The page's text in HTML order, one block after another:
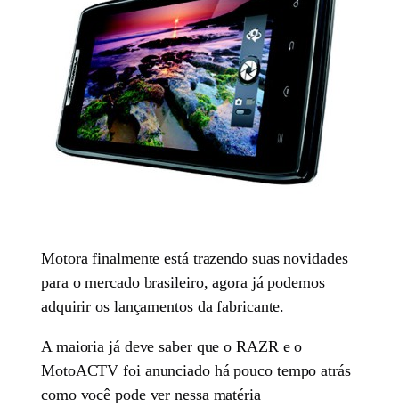
Motora finalmente está trazendo suas novidades
para o mercado brasileiro, agora já podemos
adquirir os lançamentos da fabricante.
A maioria já deve saber que o RAZR e o
MotoACTV foi anunciado há pouco tempo atrás
como você pode ver nessa matéria